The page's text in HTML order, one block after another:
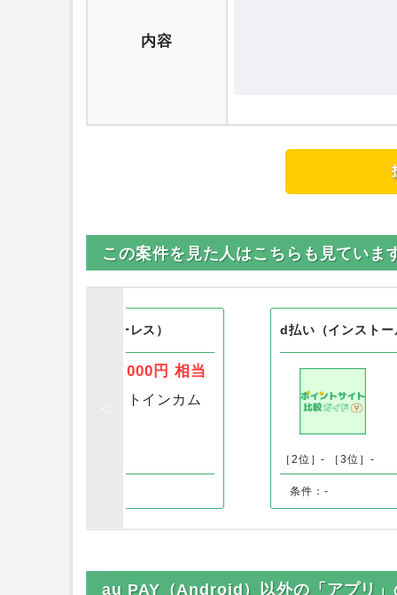
内容
この案件を見た人はこちらも見ていま
ゴールド（ナンバーレス）
13,000円 相当
ポイントインカム
d払い（インスト
［2位］- ［3位］-
条件：-
au PAY（Android）以外の「アプリ」